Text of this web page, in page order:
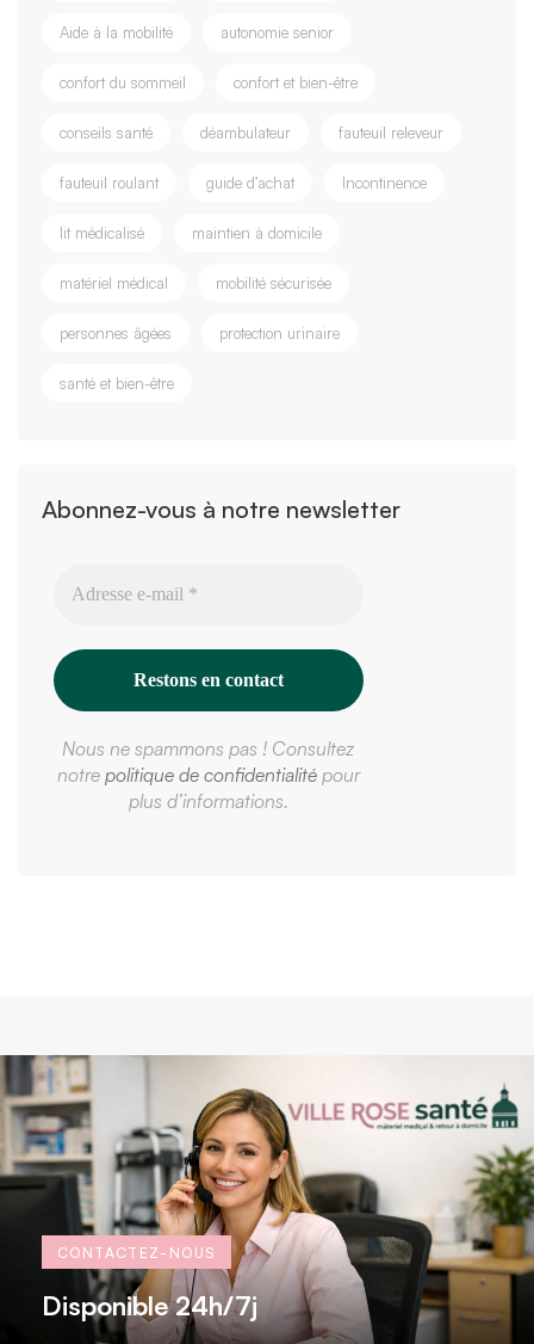
Aide à la mobilité autonomie senior
confort du sommeil confort et bien-être
conseils santé déambulateur fauteuil releveur
fauteuil roulant guide d’achat Incontinence
lit médicalisé maintien à domicile
matériel médical mobilité sécurisée
personnes âgées protection urinaire
santé et bien-être
Abonnez-vous à notre newsletter
Nous ne spammons pas ! Consultez
notre politique de confidentialitépour
plus d’informations.
CONTACTEZ-NOUS
Disponible 24h/7j​